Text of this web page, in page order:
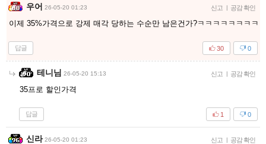
우어 26-05-20 01:23 신고 | 공감 확인
이제 35%가격으로 강제 매각 당하는 수순만 남은건가?ㅋㅋㅋㅋㅋㅋㅋㅋ
답글 0
30
테니님 26-05-20 15:13 신고 | 공감 확인
35프로 할인가격
답글 0
1
신라 26-05-20 01:23 신고 | 공감 확인